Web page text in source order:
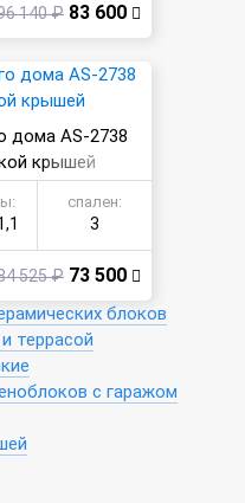
140 ₽ 83 600
дома AS-2738
крышей
спален:
3
525 ₽ 73 500
блоков
террасой
с гаражом